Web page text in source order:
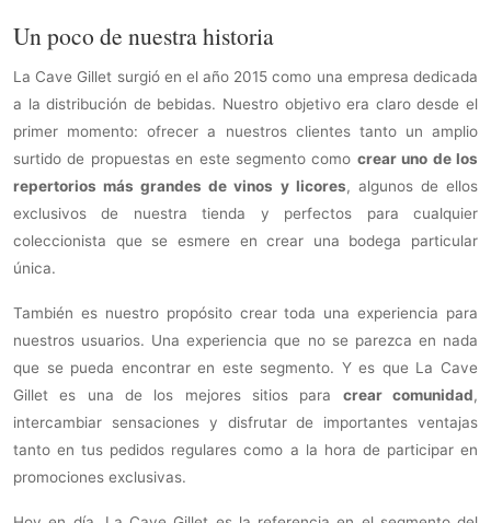
Un poco de nuestra historia
La Cave Gillet surgió en el año 2015 como una empresa dedicada
a la distribución de bebidas. Nuestro objetivo era claro desde el
primer momento: ofrecer a nuestros clientes tanto un amplio
surtido de propuestas en este segmento como crear uno de los
repertorios más grandes de vinos y licores, algunos de ellos
exclusivos de nuestra tienda y perfectos para cualquier
coleccionista que se esmere en crear una bodega particular
única.
También es nuestro propósito crear toda una experiencia para
nuestros usuarios. Una experiencia que no se parezca en nada
que se pueda encontrar en este segmento. Y es que La Cave
Gillet es una de los mejores sitios para crear comunidad,
intercambiar sensaciones y disfrutar de importantes ventajas
tanto en tus pedidos regulares como a la hora de participar en
promociones exclusivas.